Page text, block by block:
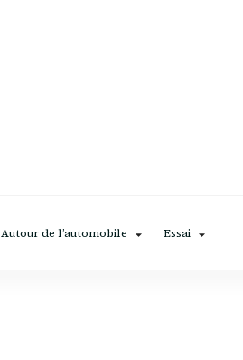
Autour de l’automobile Essai